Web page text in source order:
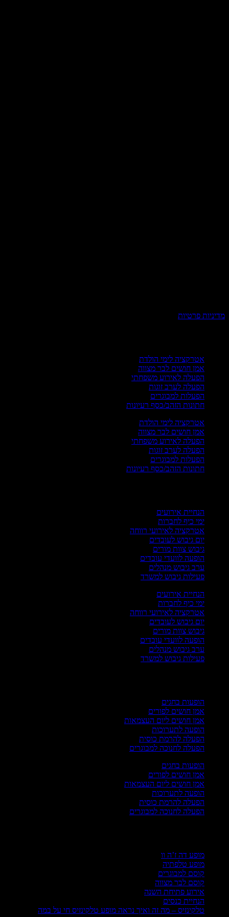
פרטיות
אטרקציה לימי הולדת
אמן חושים לבר מצווה
הפעלה לאירוע משפחתי
הפעלה לערב זוגות
הפעלות למבוגרים
חתונות הזהב/כסף רעיונות
אטרקציה לימי הולדת
אמן חושים לבר מצווה
הפעלה לאירוע משפחתי
הפעלה לערב זוגות
הפעלות למבוגרים
חתונות הזהב/כסף רעיונות
הנחיית אירועים
ימי כיף לחברות
אטרקציה לאירועי רווחה
יום גיבוש לעובדים
גיבוש צוות מורים
הופעה לוועדי עובדים
ערב גיבוש מנהלים
פעילות גיבוש למשרד
הנחיית אירועים
ימי כיף לחברות
אטרקציה לאירועי רווחה
יום גיבוש לעובדים
גיבוש צוות מורים
הופעה לוועדי עובדים
ערב גיבוש מנהלים
פעילות גיבוש למשרד
הופעות בחגים
אמן חושים לפורים
אמן חושים ליום העצמאות
הופעה לתערוכות
הפעלה להרמת כוסית
הפעלה לחנוכה למבוגרים
הופעות בחגים
אמן חושים לפורים
אמן חושים ליום העצמאות
הופעה לתערוכות
הפעלה להרמת כוסית
הפעלה לחנוכה למבוגרים
מופע דה ז’ה וו
מופע טלפתיה
קוסם למבוגרים
קוסם לבר מצווה
אירוע פתיחת השנה
הנחיית כנסים
טלקינזיס – מה זה ואיך נראה מופע טלקינזיס חי על במה